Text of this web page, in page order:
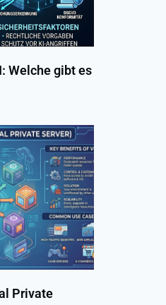
Welche gibt es
Private